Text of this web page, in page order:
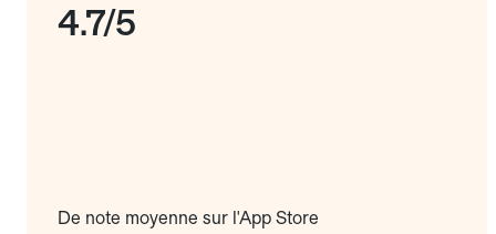
4.7/5
De note moyenne sur l'App Store